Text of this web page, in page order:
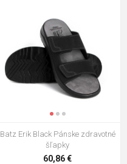
Batz Erik Black Pánske zdravotné
šľapky
60,86 €